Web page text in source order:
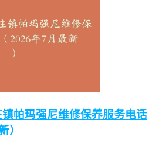
帕玛强尼维修保养服务电话
）